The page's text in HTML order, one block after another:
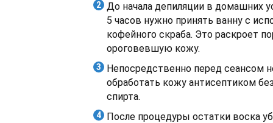
До начала депиляции в домашних
5 часов нужно принять ванну с
кофейного скраба. Это раскроет
ороговевшую кожу.
Непосредственно перед сеансом
обработать кожу антисептиком
спирта.
После процедуры остатки воска